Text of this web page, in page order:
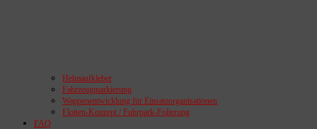
Helmaufkleber
Fahrzeugmarkierung
Wappenentwicklung für Einsatzorganisationen
Flotten-Konzept / Fuhrpark-Folierung
FAQ